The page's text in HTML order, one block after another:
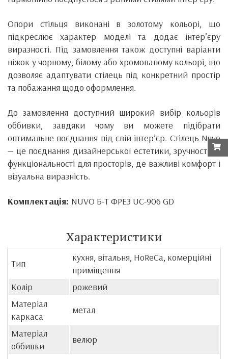
Опори стільця виконані в золотому кольорі, що
підкреслює характер моделі та додає інтер’єру
виразності. Під замовлення також доступні варіанти
ніжок у чорному, білому або хромованому кольорі, що
дозволяє адаптувати стілець під конкретний простір
та побажання щодо оформлення.
До замовлення доступний широкий вибір кольорів
оббивки, завдяки чому ви можете підібрати
оптимальне поєднання під свій інтер’єр. Стілець Nuvo
— це поєднання дизайнерської естетики, зручності та
функціональності для просторів, де важливі комфорт і
візуальна виразність.
Комплектація: NUVO Б-Т ФРЕЗ UC-906 GD
Характеристики
Тип
кухня, вітальня, HoReCa, комерційні
приміщення
Колір
рожевий
Матеріал
каркаса
метал
Матеріал
оббивки
велюр